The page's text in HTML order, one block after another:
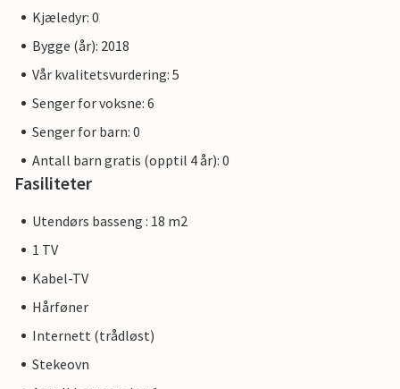
Kjæledyr: 0
Bygge (år): 2018
Vår kvalitetsvurdering: 5
Senger for voksne: 6
Senger for barn: 0
Antall barn gratis (opptil 4 år): 0
Fasiliteter
Utendørs basseng : 18 m2
1 TV
Kabel-TV
Hårføner
Internett (trådløst)
Stekeovn